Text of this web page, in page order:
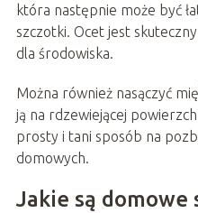
która następnie może być
szczotki. Ocet jest
dla środowiska.
Można również nasączyć
ją na rdzewiejącej
prosty i tani sposób na
domowych.
Jakie są domowe